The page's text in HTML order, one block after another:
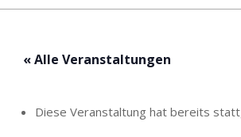
« Alle Veranstaltungen
Diese Veranstaltung hat bereits